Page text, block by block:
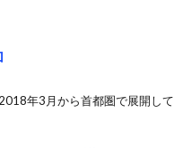
年3月から首都圏で展開して